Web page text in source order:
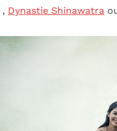
, Dynastie Shinawatra